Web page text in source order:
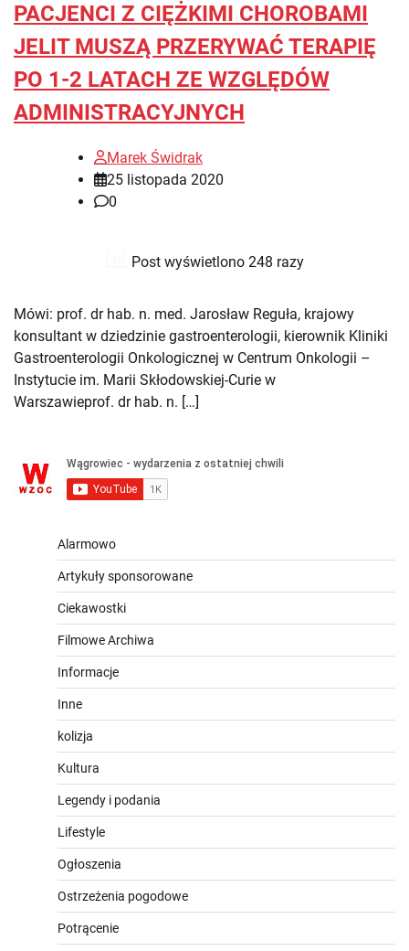
PACJENCI Z CIĘŻKIMI CHOROBAMI
JELIT MUSZĄ PRZERYWAĆ TERAPIĘ
PO 1-2 LATACH ZE WZGLĘDÓW
ADMINISTRACYJNYCH
Marek Świdrak
25 listopada 2020
0
Post wyświetlono 248 razy
Mówi: prof. dr hab. n. med. Jarosław Reguła, krajowy
konsultant w dziedzinie gastroenterologii, kierownik Kliniki
Gastroenterologii Onkologicznej w Centrum Onkologii –
Instytucie im. Marii Skłodowskiej-Curie w
Warszawieprof. dr hab. n. […]
Alarmowo
Artykuły sponsorowane
Ciekawostki
Filmowe Archiwa
Informacje
Inne
kolizja
Kultura
Legendy i podania
Lifestyle
Ogłoszenia
Ostrzeżenia pogodowe
Potrącenie